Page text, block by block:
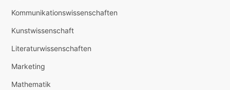
Kommunikationswissenschaften
Kunstwissenschaft
Literaturwissenschaften
Marketing
Mathematik